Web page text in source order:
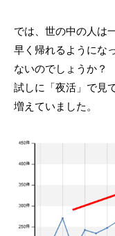
では、世の中の人は
早く帰れるようにな
ないのでしょうか？
試しに「夜活」で見
増えていました。